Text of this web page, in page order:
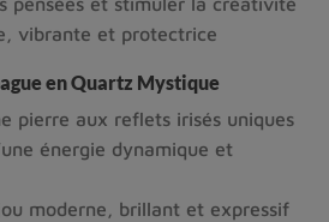
vibrante et protectrice
en Quartz Mystique
pierre aux reflets irisés uniques
énergie dynamique et
moderne, brillant et expressif